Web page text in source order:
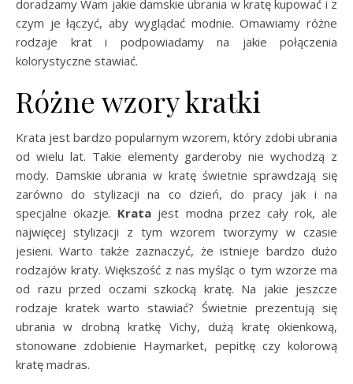
doradzamy Wam jakie damskie ubrania w kratę kupować i z
czym je łączyć, aby wyglądać modnie. Omawiamy różne
rodzaje krat i podpowiadamy na jakie połączenia
kolorystyczne stawiać.
Różne wzory kratki
Krata jest bardzo popularnym wzorem, który zdobi ubrania
od wielu lat. Takie elementy garderoby nie wychodzą z
mody. Damskie ubrania w kratę świetnie sprawdzają się
zarówno do stylizacji na co dzień, do pracy jak i na
specjalne okazje. Krata jest modna przez cały rok, ale
najwięcej stylizacji z tym wzorem tworzymy w czasie
jesieni. Warto także zaznaczyć, że istnieje bardzo dużo
rodzajów kraty. Większość z nas myśląc o tym wzorze ma
od razu przed oczami szkocką kratę. Na jakie jeszcze
rodzaje kratek warto stawiać? Świetnie prezentują się
ubrania w drobną kratkę Vichy, dużą kratę okienkową,
stonowane zdobienie Haymarket, pepitkę czy kolorową
kratę madras.